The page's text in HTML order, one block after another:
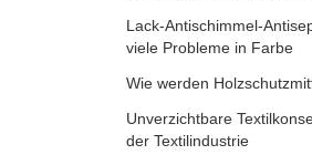
Lack-Antischimmel-
viele Probleme in Farbe
Wie werden
Unverzichtbare
der Textilindustrie